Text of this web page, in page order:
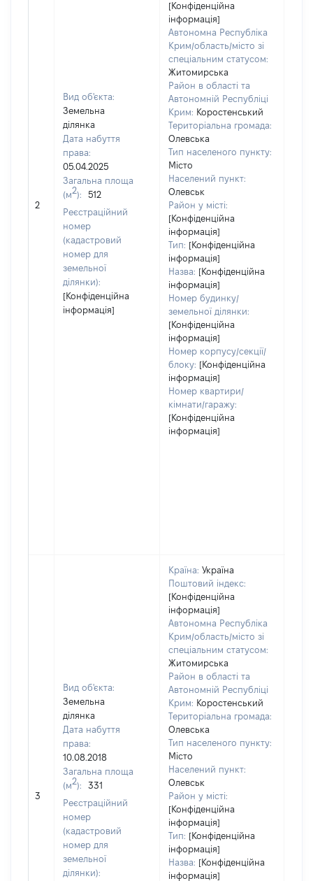
2
Вид об'єкта:
Земельна
ділянка
Дата набуття
права:
05.04.2025
Загальна площа
(м2):
512
Реєстраційний
номер
(кадастровий
номер для
земельної
ділянки):
[Конфіденційна
інформація]
[Конфіденційна
інформація]
Автономна Республіка
Крим/область/місто зі
спеціальним статусом:
Житомирська
Район в області та
Автономній Республіці
Крим: Коростенський
Територіальна громада:
Олевська
Тип населеного пункту:
Місто
Населений пункт:
Олевськ
Район у місті:
[Конфіденційна
інформація]
Тип: [Конфіденційна
інформація]
Назва: [Конфіденційна
інформація]
Номер будинку/
земельної ділянки:
[Конфіденційна
інформація]
Номер корпусу/секції/
блоку: [Конфіденційна
інформація]
Номер квартири/
кімнати/гаражу:
[Конфіденційна
інформація]
3
Вид об'єкта:
Земельна
ділянка
Дата набуття
права:
10.08.2018
Загальна площа
(м2):
331
Реєстраційний
номер
(кадастровий
номер для
земельної
ділянки):
Країна: Україна
Поштовий індекс:
[Конфіденційна
інформація]
Автономна Республіка
Крим/область/місто зі
спеціальним статусом:
Житомирська
Район в області та
Автономній Республіці
Крим: Коростенський
Територіальна громада:
Олевська
Тип населеного пункту:
Місто
Населений пункт:
Олевськ
Район у місті:
[Конфіденційна
інформація]
Тип: [Конфіденційна
інформація]
Назва: [Конфіденційна
інформація]